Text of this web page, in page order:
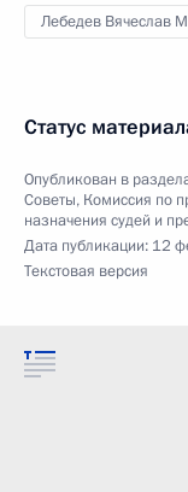
Лебедев Вячеслав
Статус
Опубликован в
Советы, Комиссия по
назначения судей и
Дата публикации: 12
Текстовая версия